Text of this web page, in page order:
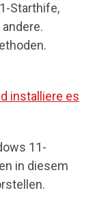
Starthife,
installiere es
11-
in diesem